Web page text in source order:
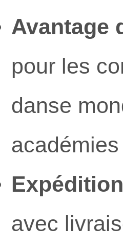
Avantage
pour les
danse
avec